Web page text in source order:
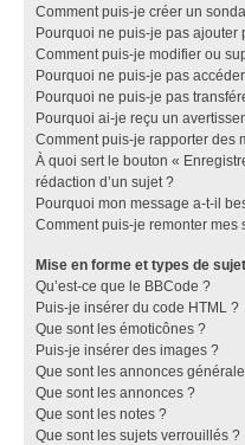
Comment puis-je créer un
Pourquoi ne puis-je pas ajouter
Comment puis-je modifier ou
Pourquoi ne puis-je pas
Pourquoi ne puis-je pas
Pourquoi ai-je reçu un
Comment puis-je rapporter des
À quoi sert le bouton «
rédaction d’un sujet ?
Pourquoi mon message a-t-il
Comment puis-je remonter mes
Mise en forme et types de
Qu’est-ce que le BBCode ?
Puis-je insérer du code HTML ?
Que sont les émoticônes ?
Puis-je insérer des images ?
Que sont les annonces
Que sont les annonces ?
Que sont les notes ?
Que sont les sujets verrouillés ?